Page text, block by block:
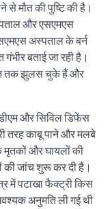
मौत की पुष्टि की है।
और एसएमएस
अस्पताल के बर्न
गंभीर बताई जा रही है।
तक झुलस चुके हैं और
और सिविल डिफेंस
तरह काबू पाने और मलबे
और घायलों की
जांच शुरू कर दी है।
में पटाखा फैक्ट्री किस
अनुमति ली गई थी